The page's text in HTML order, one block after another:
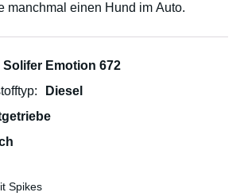
manchmal einen Hund im Auto.
Solifer Emotion 672
Diesel
Spikes